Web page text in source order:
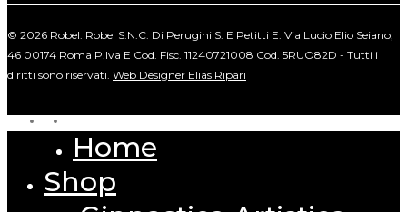
© 2026 Robel. Robel S.N.C. Di Perugini S. E Petitti E. Via Lucio Elio Seiano,
46 00174 Roma P.Iva E Cod. Fisc. 11240721008 Cod. 5RUO82D - Tutti i
diritti sono riservati. Web Designer Elias Ripari
facebookinstagram
Close
Menu
Home
Shop